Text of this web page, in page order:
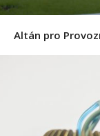
Altán pro